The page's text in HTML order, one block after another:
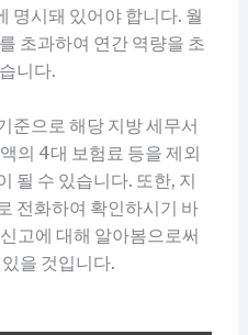
명시돼 있어야 합니다. 월
초과하여 연간 역량을 초
니다.
준으로 해당 지방 세무서
의 4대 보험료 등을 제외
될 수 있습니다. 또한, 지
전화하여 확인하시기 바
고에 대해 알아봄으로써
을 것입니다.